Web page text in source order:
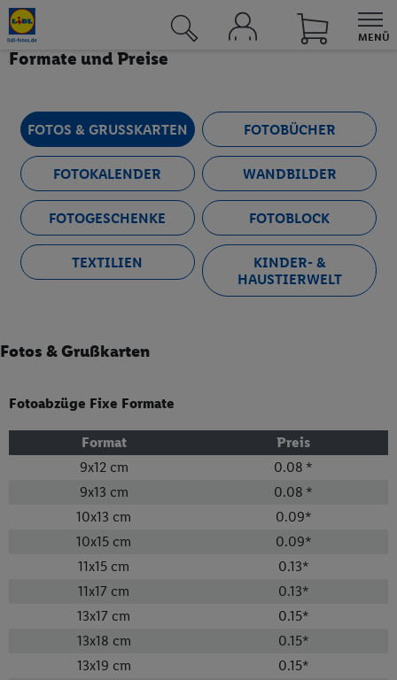
MENÜ
Fotobücher
Fotokalender
Wandbilder
Fotogeschenke
Fotoblock
Onlineshop
Lidl Plus
Formate und Preise
FOTOS & GRUSSKARTEN FOTOBÜCHER
FOTOKALENDER WANDBILDER
FOTOGESCHENKE FOTOBLOCK
TEXTILIEN
KINDER- &
HAUSTIERWELT
Fotos & Grußkarten
Fotoabzüge Fixe Formate
Format
Preis
9x12 cm
0.08 *
9x13 cm
0.08 *
10x13 cm
0.09*
10x15 cm
0.09*
11x15 cm
0.13*
11x17 cm
0.13*
13x17 cm
0.15*
13x18 cm
0.15*
13x19 cm
0.15*